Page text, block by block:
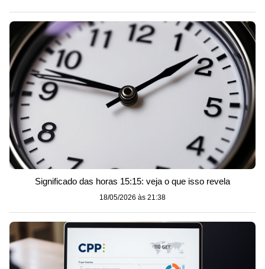
Significado das horas 15:15: veja o que isso revela
18/05/2026 às 21:38